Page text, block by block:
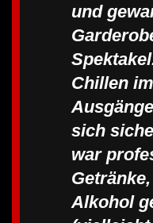
und
Chillen
sich
war
Alkohol